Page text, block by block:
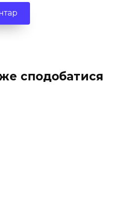
сподобатися